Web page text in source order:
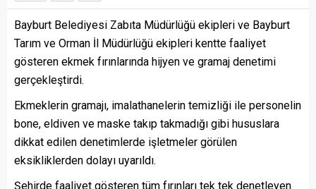
Bayburt Belediyesi Zabıta Müdürlüğü ekipleri ve Bayburt
Tarım ve Orman İl Müdürlüğü ekipleri kentte faaliyet
gösteren ekmek fırınlarında hijyen ve gramaj denetimi
gerçekleştirdi.
Ekmeklerin gramajı, imalathanelerin temizliği ile personelin
bone, eldiven ve maske takıp takmadığı gibi hususlara
dikkat edilen denetimlerde işletmeler görülen
eksikliklerden dolayı uyarıldı.
Şehirde faaliyet gösteren tüm fırınları tek tek denetleyen